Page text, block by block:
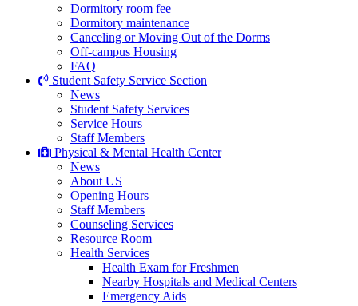
Dormitory room fee
Dormitory maintenance
Canceling or Moving Out of the Dorms
Off-campus Housing
FAQ
Student Safety Service Section
News
Student Safety Services
Service Hours
Staff Members
Physical & Mental Health Center
News
About US
Opening Hours
Staff Members
Counseling Services
Resource Room
Health Services
Health Exam for Freshmen
Nearby Hospitals and Medical Centers
Emergency Aids